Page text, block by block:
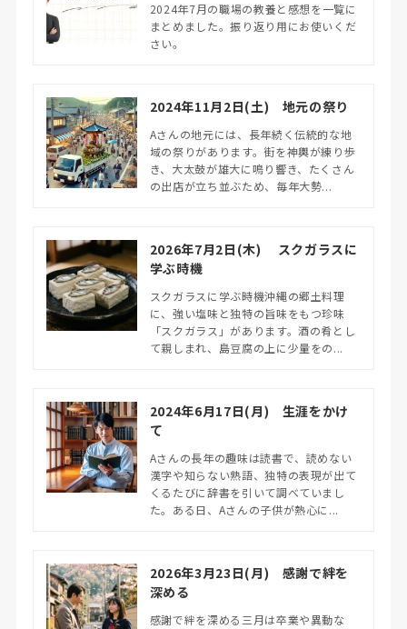
2024年7月の職場の教養と感想を一覧に
まとめました。振り返り用にお使いくだ
さい。
2024年11月2日(土) 地元の祭り
Aさんの地元には、長年続く伝統的な地
域の祭りがあります。街を神輿が練り歩
き、大太鼓が雄大に鳴り響き、たくさん
の出店が立ち並ぶため、毎年大勢...
2026年7月2日(木) スクガラスに
学ぶ時機
スクガラスに学ぶ時機沖縄の郷土料理
に、強い塩味と独特の旨味をもつ珍味
「スクガラス」があります。酒の肴とし
て親しまれ、島豆腐の上に少量をの...
2024年6月17日(月) 生涯をかけ
て
Aさんの長年の趣味は読書で、読めない
漢字や知らない熟語、独特の表現が出て
くるたびに辞書を引いて調べていまし
た。ある日、Aさんの子供が熱心に...
2026年3月23日(月) 感謝で絆を
深める
感謝で絆を深める三月は卒業や異動な